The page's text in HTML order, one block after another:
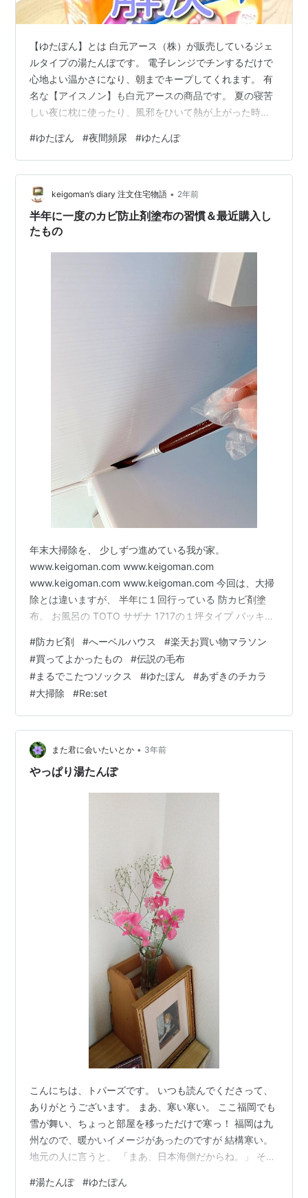
【ゆたぽん】とは 白元アース（株）が販売しているジェ
ルタイプの湯たんぽです。 電子レンジでチンするだけで
心地よい温かさになり、朝までキープしてくれます。 有
名な【アイスノン】も白元アースの商品です。 夏の寝苦
しい夜に枕に使ったり、風邪をひいて熱が上がった時、
と思います。 【ゆたぽん】は、足元を温める従来の湯た
んぽの替わりとなります。 柔らかい素材のカバー付きで
とても温かいです。 繰り返し使えるので、使い捨てカイ
ロよりも環境にやさしく、電気毛布より経済的だと思い
ます。 Lサイズと普通サイズがあります。 Lサイズは2倍
の大きさなので、温かさも満足…
#ゆたぽん #夜間頻尿 #ゆたんぽ
keigoman’s diary 注文住宅物語 • 2年前
半年に一度のカビ防止剤塗布の習慣＆最近購入し
たもの
年末大掃除を、 少しずつ進めている我が家。
www.keigoman.com www.keigoman.com
www.keigoman.com www.keigoman.com 今回は、大掃
除とは違いますが、 半年に１回行っている 防カビ剤塗
布。 お風呂の TOTO サザナ 1717の１坪タイプ パッキン
防カビ剤を、瓶に出し、 筆で塗っていきます。 ぬりぬ
り… ぬりぬり… ぬりぬり 窓の部分にも ぬりぬり… お風
呂のふたにも、 ぬりぬり… 乾かして、 二度塗りして さ
らに乾かせば完了！ これで、また半年は カビが生えてき
ません。 本当に…
#防カビ剤 #へーベルハウス #楽天お買い物マラソン
#買ってよかったもの #伝説の毛布
#まるでこたつソックス #ゆたぽん #あずきのチカラ
#大掃除 #Re:set
また君に会いたいとか • 3年前
やっぱり湯たんぽ
こんにちは、トパーズです。 いつも読んでくださって、
ありがとうございます。 まあ、寒い寒い。 ここ福岡でも
雪が舞い、ちょっと部屋を移っただけで寒っ！ 福岡は九
州なので、暖かいイメージがあったのですが 結構寒い。
地元の人に言うと、 「まあ、日本海側だからね。」 そう
で春を待つ 寒い夜は「湯たんぽ」に限ります！ 私は「電
#湯たんぽ #ゆたぽん